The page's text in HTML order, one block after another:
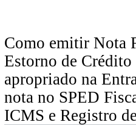
Como emitir Nota
Estorno de
apropriado na
nota no SPED
ICMS e Registro